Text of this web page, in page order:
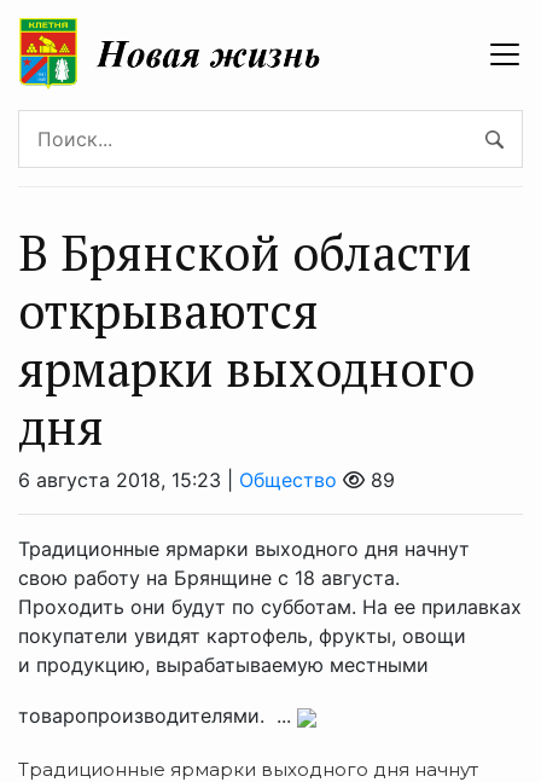
В Брянской области
открываются
ярмарки выходного
дня
6 августа 2018, 15:23 | Общество 89
Традиционные ярмарки выходного дня начнут
свою работу на Брянщине с 18 августа.
Проходить они будут по субботам. На ее прилавках
покупатели увидят картофель, фрукты, овощи
и продукцию, вырабатываемую местными
товаропроизводителями. ...
Традиционные ярмарки выходного дня начнут